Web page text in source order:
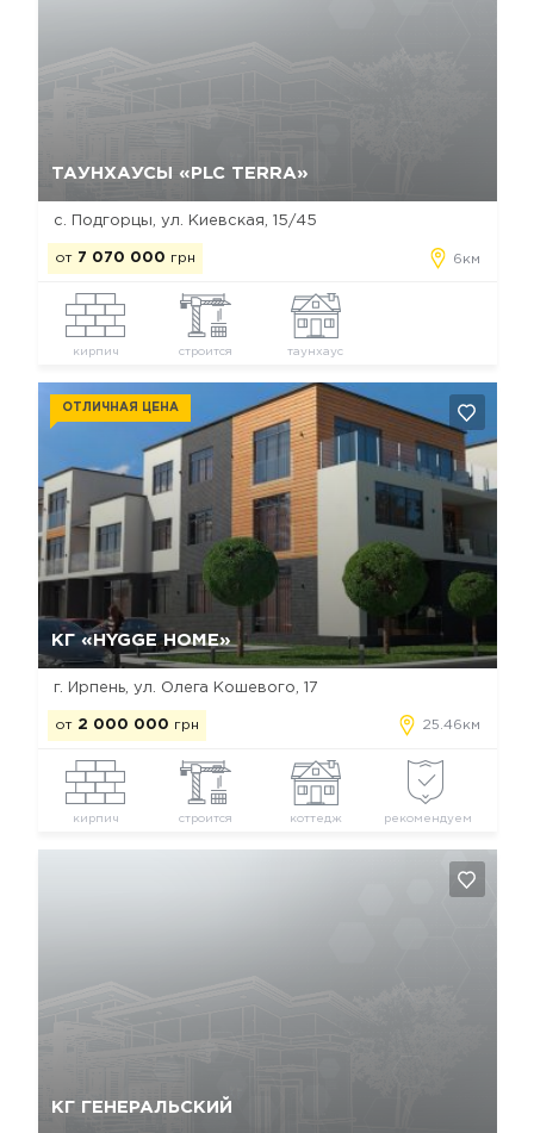
ТАУНХАУСЫ «PLC TERRA»
с. Подгорцы, ул. Киевская, 15/45
от 7 070 000 грн 6км
кирпич строится таунхаус
КГ «HYGGE HOME»
ОТЛИЧНАЯ ЦЕНА
г. Ирпень, ул. Олега Кошевого, 17
от 2 000 000 грн 25.46км
кирпич строится коттедж рекомендуем
КГ ГЕНЕРАЛЬСКИЙ